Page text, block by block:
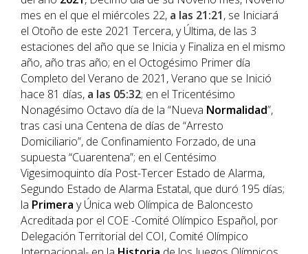
mes en el que el miércoles 22, a las 21:21, se Iniciará
el Otoño de este 2021 Tercera, y Última, de las 3
estaciones del año que se Inicia y Finaliza en el mismo
año, año tras año; en el Octogésimo Primer día
Completo del Verano de 2021, Verano que se Inició
hace 81 días, a las 05:32; en el Tricentésimo
Nonagésimo Octavo día de la “Nueva Normalidad”,
tras casi una Centena de días de “Arresto
Domiciliario”, de Confinamiento Forzado, de una
supuesta “Cuarentena”; en el Centésimo
Vigesimoquinto día Post-Tercer Estado de Alarma,
Segundo Estado de Alarma Estatal, que duró 195 días;
la Primera y Única web Olímpica de Baloncesto
Acreditada por el COE -Comité Olímpico Español, por
Delegación Territorial del COI, Comité Olímpico